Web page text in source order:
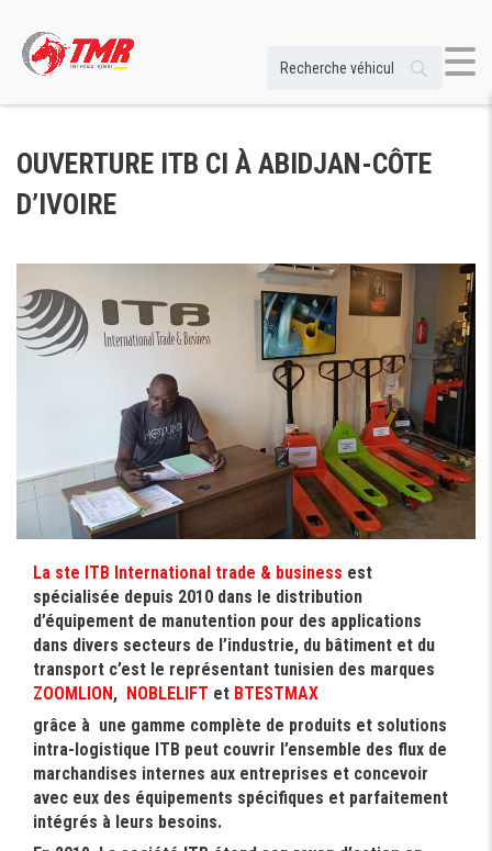
OUVERTURE ITB CI À ABIDJAN-CÔTE
D’IVOIRE
La ste ITB International trade & business est
spécialisée depuis 2010 dans le distribution
d’équipement de manutention pour des applications
dans divers secteurs de l’industrie, du bâtiment et du
transport c’est le représentant tunisien des marques
ZOOMLION , NOBLELIFT et BTESTMAX
grâce à une gamme complète de produits et solutions
intra-logistique ITB peut couvrir l’ensemble des flux de
marchandises internes aux entreprises et concevoir
avec eux des équipements spécifiques et parfaitement
intégrés à leurs besoins.